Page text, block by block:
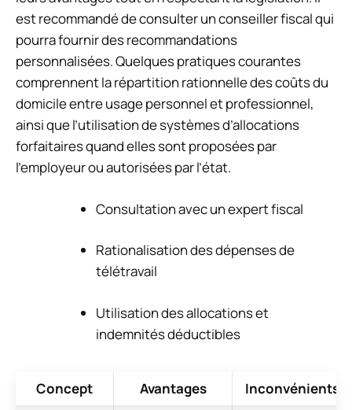
est recommandé de consulter un conseiller fiscal qui
pourra fournir des recommandations
personnalisées. Quelques pratiques courantes
comprennent la répartition rationnelle des coûts du
domicile entre usage personnel et professionnel,
ainsi que l’utilisation de systèmes d’allocations
forfaitaires quand elles sont proposées par
l’employeur ou autorisées par l’état.
Consultation avec un expert fiscal
Rationalisation des dépenses de
télétravail
Utilisation des allocations et
indemnités déductibles
Concept Avantages Inconvénients